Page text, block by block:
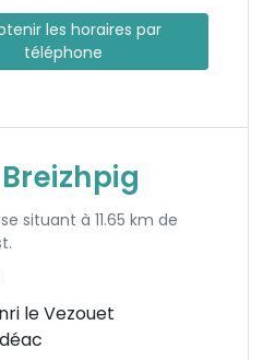
les horaires par
téléphone
situant à 11.65 km de
le Vezouet